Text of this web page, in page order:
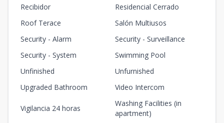
Recibidor
Residencial Cerrado
Roof Terace
Salón Multiusos
Security - Alarm
Security - Surveillance
Security - System
Swimming Pool
Unfinished
Unfurnished
Upgraded Bathroom
Video Intercom
Vigilancia 24 horas
Washing Facilities (in
apartment)